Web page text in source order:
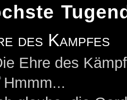
des Kampfes
Ehre des
Hmmm...